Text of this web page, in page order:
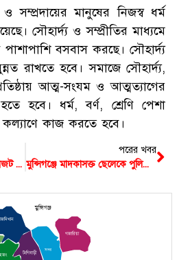
মানুষের নিজস্ব ধর্ম
সৌহার্দ্য ও সম্প্রীতির মাধ্যমে
পাশাপাশি বসবাস করছে। সৌহার্দ্য
রাখতে হবে। সমাজে সৌহার্দ্য,
আত্ম-সংযম ও আত্মত্যাগের
হবে। ধর্ম, বর্ণ, শ্রেণি পেশা
কল্যাণে কাজ করতে হবে।
সিপাহিপাড়া’র ‘অযৌক্তিক’ যানজট ভোগাচ্ছে মানুষকে
পরের খবর
মুন্সিগঞ্জে মাদকাসক্ত ছেলেকে পুলিশে দিলো মা
টংগিবাড়ী
সদর
গজারিয়া
মুন্সিগঞ্জ